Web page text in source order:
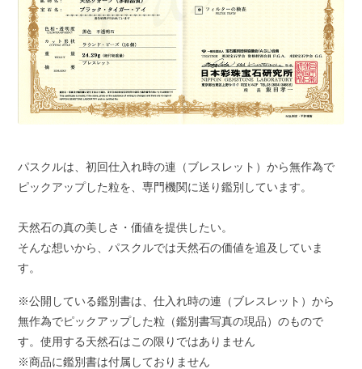
パスクルは、初回仕入れ時の連（ブレスレット）から無作為で
ピックアップした粒を、専門機関に送り鑑別しています。
天然石の真の美しさ・価値を提供したい。
そんな想いから、パスクルでは天然石の価値を追及していま
す。
※公開している鑑別書は、仕入れ時の連（ブレスレット）から
無作為でピックアップした粒（鑑別書写真の現品）のもので
す。使用する天然石はこの限りではありません
※商品に鑑別書は付属しておりません